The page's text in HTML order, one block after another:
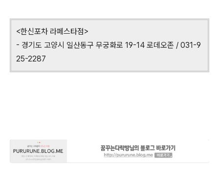
<한신포차 라페스타점>
- 경기도 고양시 일산동구 무궁화로 19-14 로데오존 / 031-9
25-2287